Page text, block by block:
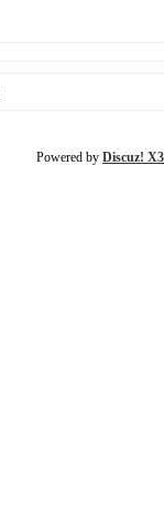
Powered by Discuz!